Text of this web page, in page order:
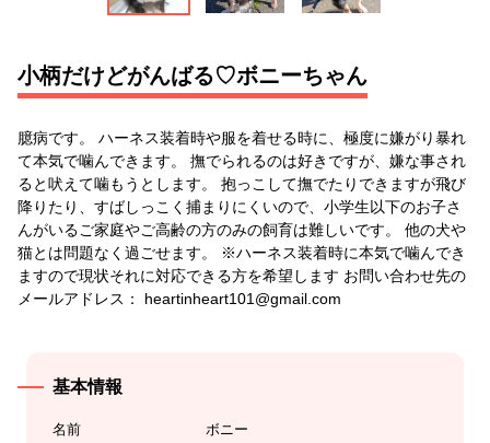
小柄だけどがんばる♡ボニーちゃん
臆病です。 ハーネス装着時や服を着せる時に、極度に嫌がり暴れ
て本気で噛んできます。 撫でられるのは好きですが、嫌な事され
ると吠えて噛もうとします。 抱っこして撫でたりできますが飛び
降りたり、すばしっこく捕まりにくいので、小学生以下のお子さ
んがいるご家庭やご高齢の方のみの飼育は難しいです。 他の犬や
猫とは問題なく過ごせます。 ※ハーネス装着時に本気で噛んでき
ますので現状それに対応できる方を希望します お問い合わせ先の
メールアドレス： heartinheart101@gmail.com
基本情報
名前 ボニー